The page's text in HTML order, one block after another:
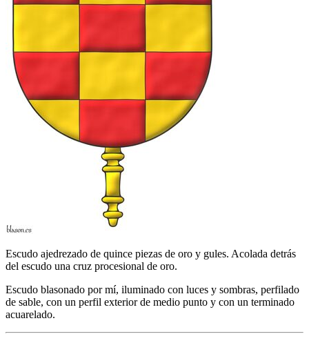
Escudo ajedrezado de quince piezas de oro y gules. Acolada detrás
del escudo una cruz procesional de oro.
Escudo blasonado por mí, iluminado con luces y sombras, perfilado
de sable, con un perfil exterior de medio punto y con un terminado
acuarelado.